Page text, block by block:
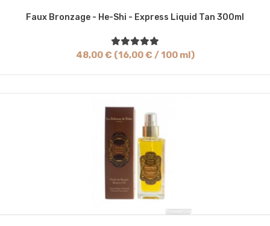
Faux Bronzage - He-Shi - Express Liquid Tan 300ml
48,00 € (16,00 € / 100 ml)